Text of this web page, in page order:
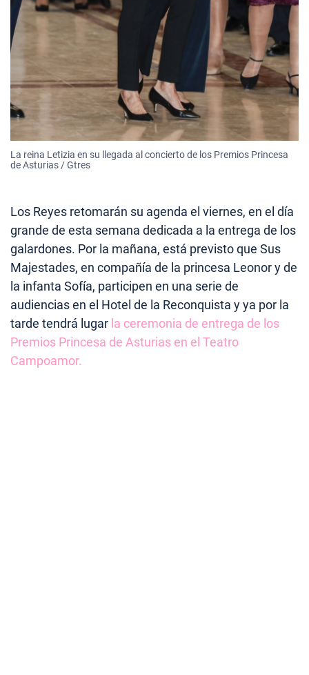
La reina Letizia en su llegada al concierto de los Premios Princesa
de Asturias / Gtres
Los Reyes retomarán su agenda el viernes, en el día
grande de esta semana dedicada a la entrega de los
galardones. Por la mañana, está previsto que Sus
Majestades, en compañía de la princesa Leonor y de
la infanta Sofía, participen en una serie de
audiencias en el Hotel de la Reconquista y ya por la
tarde tendrá lugar la ceremonia de entrega de los
Premios Princesa de Asturias en el Teatro
Campoamor.